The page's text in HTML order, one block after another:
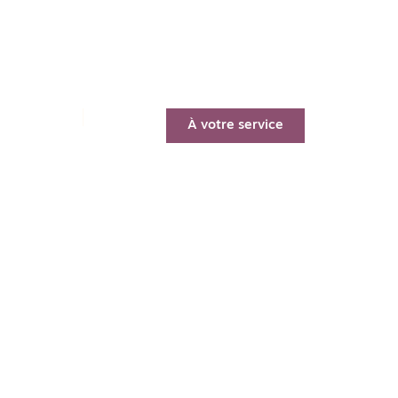
À votre service